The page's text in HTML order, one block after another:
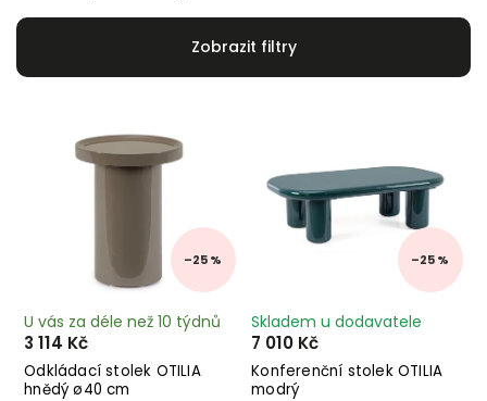
Doporučujeme
–25 %
Odkládací stolek OTILIA
hnědý ø40 cm
U vás za déle než 10 týdnů
3 114 Kč
–25 %
Konferenční stolek OTILIA
modrý
Skladem u dodavatele
7 010 Kč